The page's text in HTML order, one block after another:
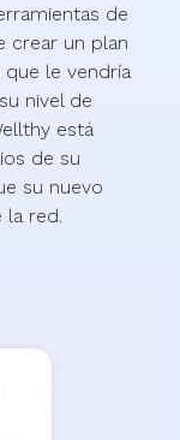
de
crear un plan
le vendría
nivel de
está
de su
su nuevo
la red.